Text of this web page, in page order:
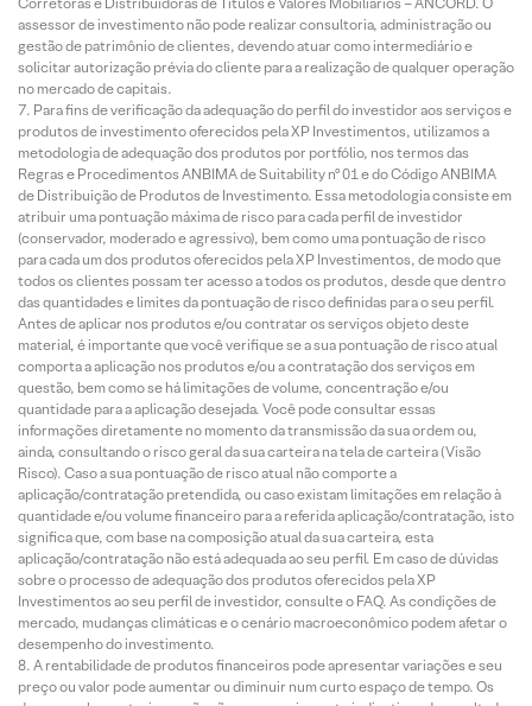
assessor de investimento não pode realizar consultoria, administração ou
gestão de patrimônio de clientes, devendo atuar como intermediário e
solicitar autorização prévia do cliente para a realização de qualquer operação
no mercado de capitais.
Para fins de verificação da adequação do perfil do investidor aos serviços e
produtos de investimento oferecidos pela XP Investimentos, utilizamos a
metodologia de adequação dos produtos por portfólio, nos termos das
Regras e Procedimentos ANBIMA de Suitability nº 01 e do Código ANBIMA
de Distribuição de Produtos de Investimento. Essa metodologia consiste em
atribuir uma pontuação máxima de risco para cada perfil de investidor
(conservador, moderado e agressivo), bem como uma pontuação de risco
para cada um dos produtos oferecidos pela XP Investimentos, de modo que
todos os clientes possam ter acesso a todos os produtos, desde que dentro
das quantidades e limites da pontuação de risco definidas para o seu perfil.
Antes de aplicar nos produtos e/ou contratar os serviços objeto deste
material, é importante que você verifique se a sua pontuação de risco atual
comporta a aplicação nos produtos e/ou a contratação dos serviços em
questão, bem como se há limitações de volume, concentração e/ou
quantidade para a aplicação desejada. Você pode consultar essas
informações diretamente no momento da transmissão da sua ordem ou,
ainda, consultando o risco geral da sua carteira na tela de carteira (Visão
Risco). Caso a sua pontuação de risco atual não comporte a
aplicação/contratação pretendida, ou caso existam limitações em relação à
quantidade e/ou volume financeiro para a referida aplicação/contratação, isto
significa que, com base na composição atual da sua carteira, esta
aplicação/contratação não está adequada ao seu perfil. Em caso de dúvidas
sobre o processo de adequação dos produtos oferecidos pela XP
Investimentos ao seu perfil de investidor, consulte o FAQ. As condições de
mercado, mudanças climáticas e o cenário macroeconômico podem afetar o
desempenho do investimento.
A rentabilidade de produtos financeiros pode apresentar variações e seu
preço ou valor pode aumentar ou diminuir num curto espaço de tempo. Os